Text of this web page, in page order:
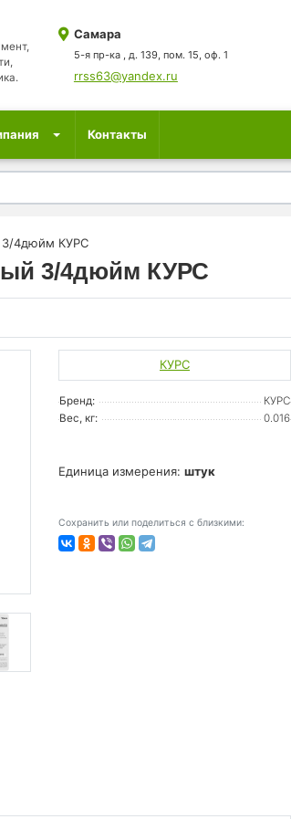
Самара
5-я пр-ка , д. 139, пом. 15, оф. 1
rrss63@yandex.ru
Контакты
3/4дюйм КУРС
3/4дюйм КУРС
КУРС
Бренд:
КУРС
Вес, кг:
0.016
Единица измерения: штук
Сохранить или поделиться с близкими: